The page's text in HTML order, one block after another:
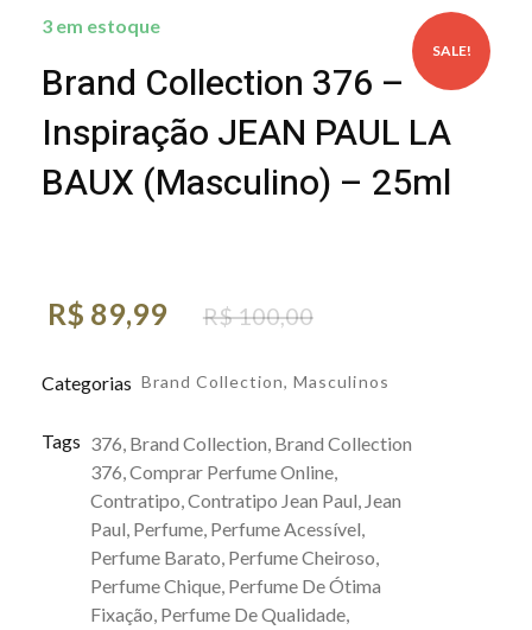
Brand Collection 376 –
Inspiração JEAN PAUL LA
BAUX (Masculino) – 25ml
SALE!
R$ 89,99 R$100,00
3 em estoque
Categorias Brand Collection,Masculinos
Tags 376, Brand Collection, Brand Collection
376,Comprar Perfume Online,
Contratipo,Contratipo Jean Paul, Jean
Paul, Perfume, Perfume Acessível,
Perfume Barato, Perfume Cheiroso,
Perfume Chique, Perfume De Ótima
Fixação, Perfume De Qualidade,